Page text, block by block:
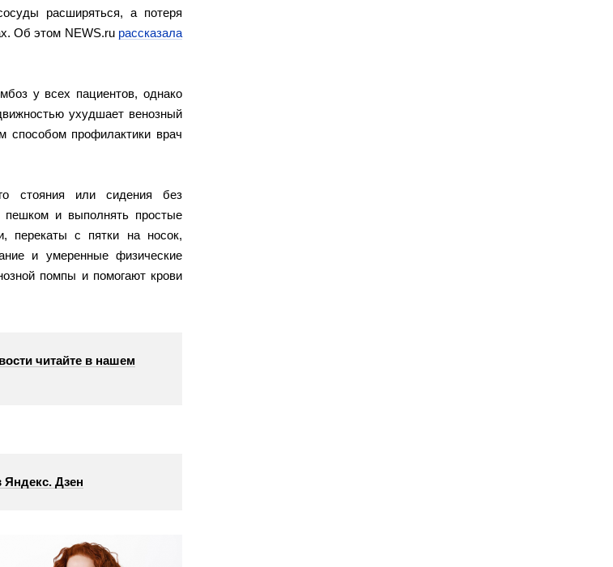
расширяться, а потеря
Об этом NEWS.ru рассказала
у всех пациентов, однако
ухудшает венозный
способом профилактики врач
стояния или сидения без
и выполнять простые
перекаты с пятки на носок,
и умеренные физические
помпы и помогают крови
читайте в нашем
Дзен